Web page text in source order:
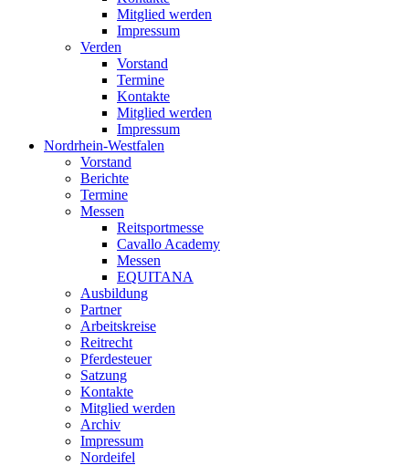
Mitglied werden
Impressum
Verden
Vorstand
Termine
Kontakte
Mitglied werden
Impressum
Nordrhein-Westfalen
Vorstand
Berichte
Termine
Messen
Reitsportmesse
Cavallo Academy
Messen
EQUITANA
Ausbildung
Partner
Arbeitskreise
Reitrecht
Pferdesteuer
Satzung
Kontakte
Mitglied werden
Archiv
Impressum
Nordeifel